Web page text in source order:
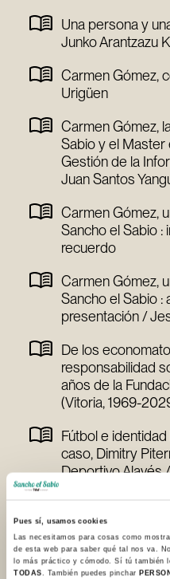
Pues sí, usamos cookies
Las necesitamos para cosas como
de esta web para saber qué tal nos va.
lo más práctico y cómodo. Sí tú también
TODAS . También puedes pinchar
Una persona y
Junko Arantzazu
Carmen Gómez,
Urigüen
Carmen Gómez,
Sabio y el Master
Gestión de la
Juan Santos
Carmen Gómez,
Sancho el Sabio :
recuerdo
Carmen Gómez,
Sancho el Sabio :
presentación /
De los
responsabilidad
años de la
(Vitoria, 1969-
Fútbol e
caso, Dimitry
Deportivo Alavés
Aulestia Txakartegi